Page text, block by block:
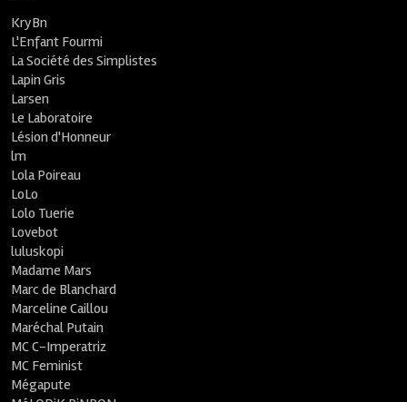
KryBn
L'Enfant Fourmi
La Société des Simplistes
Lapin Gris
Larsen
Le Laboratoire
Lésion d'Honneur
lm
Lola Poireau
LoLo
Lolo Tuerie
Lovebot
luluskopi
Madame Mars
Marc de Blanchard
Marceline Caillou
Maréchal Putain
MC C-Imperatriz
MC Feminist
Mégapute